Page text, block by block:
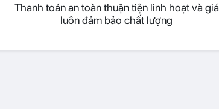
Thanh toán an toàn thuận tiện linh hoạt và giá
luôn đảm bảo chất lượng